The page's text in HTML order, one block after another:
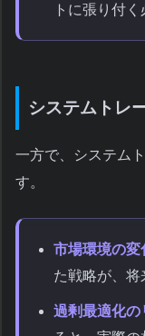
トに張り付く
システムトレ
一方で、システム
す。
市場環境の変
た戦略が、将
過剰最適化の